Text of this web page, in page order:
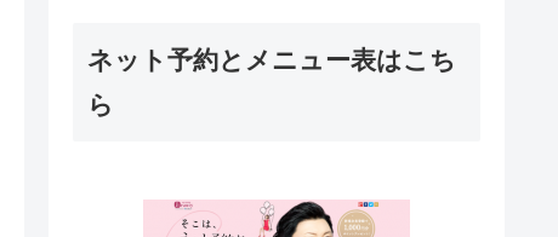
ネット予約とメニュー表はこち
ら